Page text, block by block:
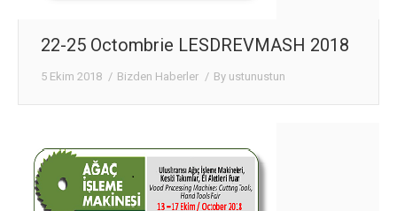
22-25 Octombrie LESDREVMASH 2018
5 Ekim 2018 Bizden Haberler By ustunustun